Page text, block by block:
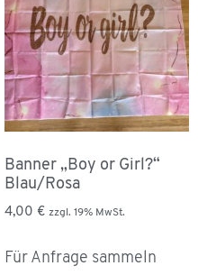
Banner „Boy or Girl?“
Blau/Rosa
4,00 € zzgl. 19% MwSt.
Für Anfrage sammeln